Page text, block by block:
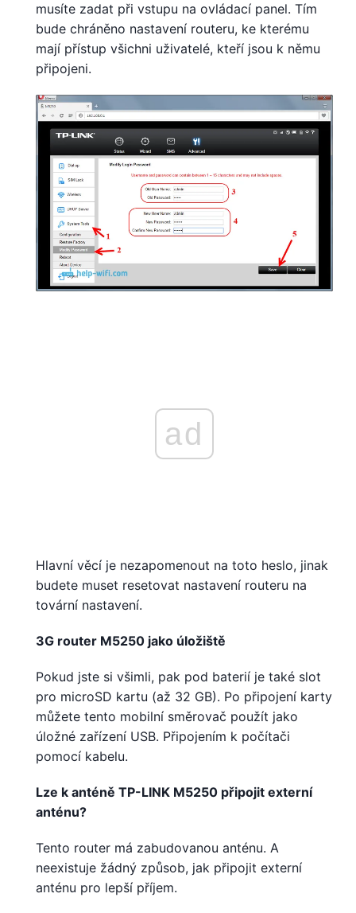
musíte zadat při vstupu na ovládací panel. Tím
bude chráněno nastavení routeru, ke kterému
mají přístup všichni uživatelé, kteří jsou k němu
připojeni.
ad
Hlavní věcí je nezapomenout na toto heslo, jinak
budete muset resetovat nastavení routeru na
tovární nastavení.
3G router M5250 jako úložiště
Pokud jste si všimli, pak pod baterií je také slot
pro microSD kartu (až 32 GB). Po připojení karty
můžete tento mobilní směrovač použít jako
úložné zařízení USB. Připojením k počítači
pomocí kabelu.
Lze k anténě TP-LINK M5250 připojit externí
anténu?
Tento router má zabudovanou anténu. A
neexistuje žádný způsob, jak připojit externí
anténu pro lepší příjem.